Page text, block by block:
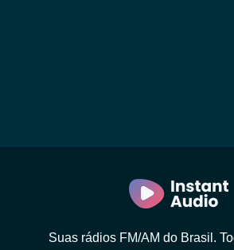
Suas rádios FM/AM do Brasil.